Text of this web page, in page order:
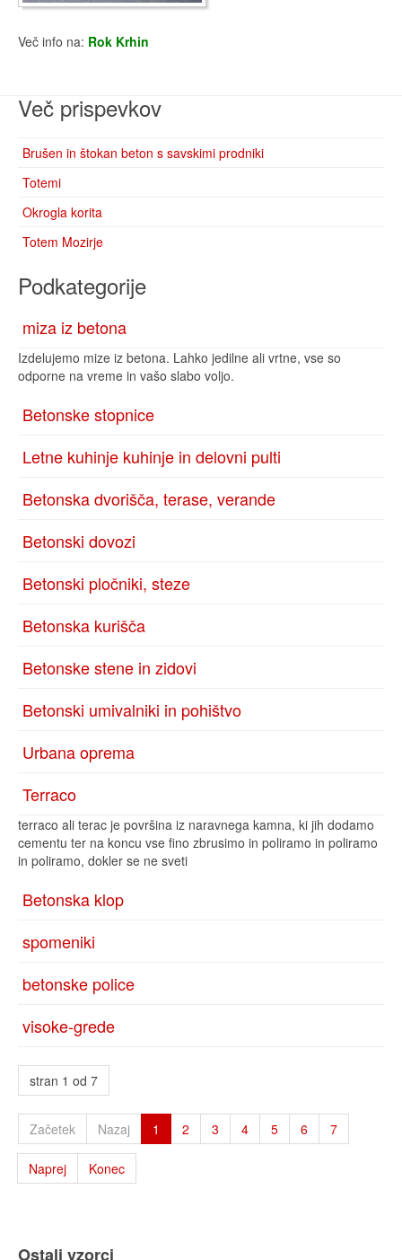
Več info na: Rok Krhin
Več prispevkov
Brušen in štokan beton s savskimi prodniki
Totemi
Okrogla korita
Totem Mozirje
Podkategorije
miza iz betona
Izdelujemo mize iz betona. Lahko jedilne ali vrtne, vse so
odporne na vreme in vašo slabo voljo.
Betonske stopnice
Letne kuhinje kuhinje in delovni pulti
Betonska dvorišča, terase, verande
Betonski dovozi
Betonski pločniki, steze
Betonska kurišča
Betonske stene in zidovi
Betonski umivalniki in pohištvo
Urbana oprema
Terraco
terraco ali terac je površina iz naravnega kamna, ki jih dodamo
cementu ter na koncu vse fino zbrusimo in poliramo in poliramo
in poliramo, dokler se ne sveti
Betonska klop
spomeniki
betonske police
visoke-grede
stran 1 od 7
Začetek Nazaj 1 2 3 4 5 6 7
Naprej Konec
Ostali vzorci